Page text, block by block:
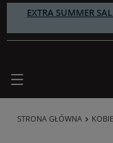
EXTRA SUMMER
STRONA GŁÓWNA